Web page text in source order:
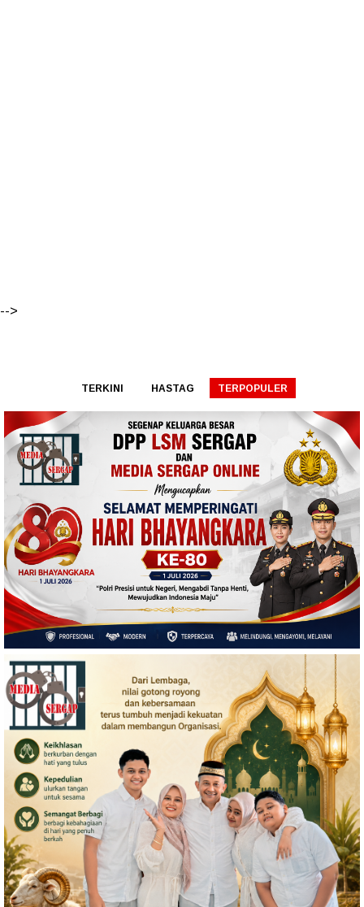
-->
TERKINI HASTAG TERPOPULER